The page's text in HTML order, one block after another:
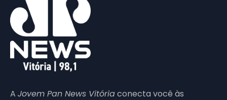
A Jovem Pan News Vitóriaconecta você às